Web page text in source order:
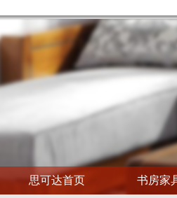
思可达首页 书房家